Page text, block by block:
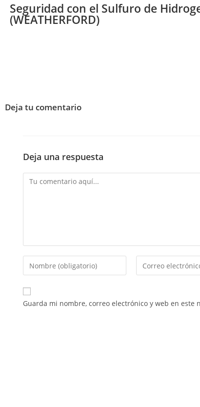
Seguridad con el Sulfuro de
(WEATHERFORD)
Deja tu comentario
Deja una respuesta
Guarda mi nombre, correo electrónico y web en este